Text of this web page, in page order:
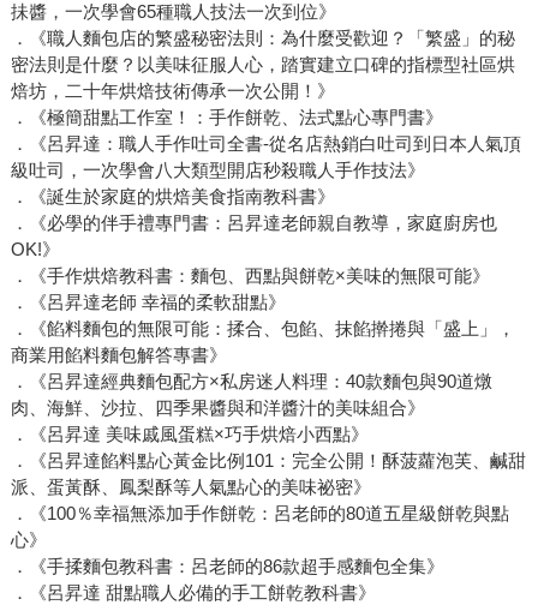
抺醬，一次學會65種職人技法一次到位》
．《職人麵包店的繁盛秘密法則：為什麼受歡迎？「繁盛」的秘
密法則是什麼？以美味征服人心，踏實建立口碑的指標型社區烘
焙坊，二十年烘焙技術傳承一次公開！》
．《極簡甜點工作室！：手作餅乾、法式點心專門書》
．《呂昇達：職人手作吐司全書-從名店熱銷白吐司到日本人氣頂
級吐司，一次學會八大類型開店秒殺職人手作技法》
．《誕生於家庭的烘焙美食指南教科書》
．《必學的伴手禮專門書：呂昇達老師親自教導，家庭廚房也
OK!》
．《手作烘焙教科書：麵包、西點與餅乾×美味的無限可能》
．《呂昇達老師 幸福的柔軟甜點》
．《餡料麵包的無限可能：揉合、包餡、抹餡擀捲與「盛上」，
商業用餡料麵包解答專書》
．《呂昇達經典麵包配方×私房迷人料理：40款麵包與90道燉
肉、海鮮、沙拉、四季果醬與和洋醬汁的美味組合》
．《呂昇達 美味戚風蛋糕×巧手烘焙小西點》
．《呂昇達餡料點心黃金比例101：完全公開！酥菠蘿泡芙、鹹甜
派、蛋黃酥、鳳梨酥等人氣點心的美味祕密》
．《100％幸福無添加手作餅乾：呂老師的80道五星級餅乾與點
心》
．《手揉麵包教科書：呂老師的86款超手感麵包全集》
．《呂昇達 甜點職人必備的手工餅乾教科書》